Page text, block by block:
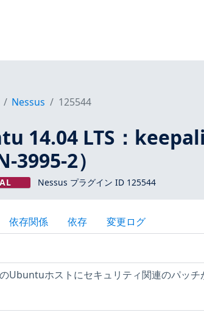
Nessus 125544
14.04 LTS：
3995-2）
Nessus プラグイン ID 125544
依存関係 依存 変更ログ
Ubuntuホストにセキュリティ関連のパッチ